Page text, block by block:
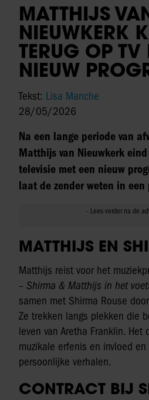
MATTHIJS
NIEUWKERK
TERUG OP TV
NIEUW
Tekst: Lisa Manche
28/05/2026
Na een lange periode van
Matthijs van Nieuwkerk
televisie met een nieuw
laat de zender weten in een
MATTHIJS EN
Matthijs reist voor het
– Shirma & Matthijs in het
samen met Shirma Rouse
Ze trekken langs plekken die
leven van Aretha Franklin.
muzikale erfenis en invloed
persoonlijke verhalen.
CONTRACT BIJ